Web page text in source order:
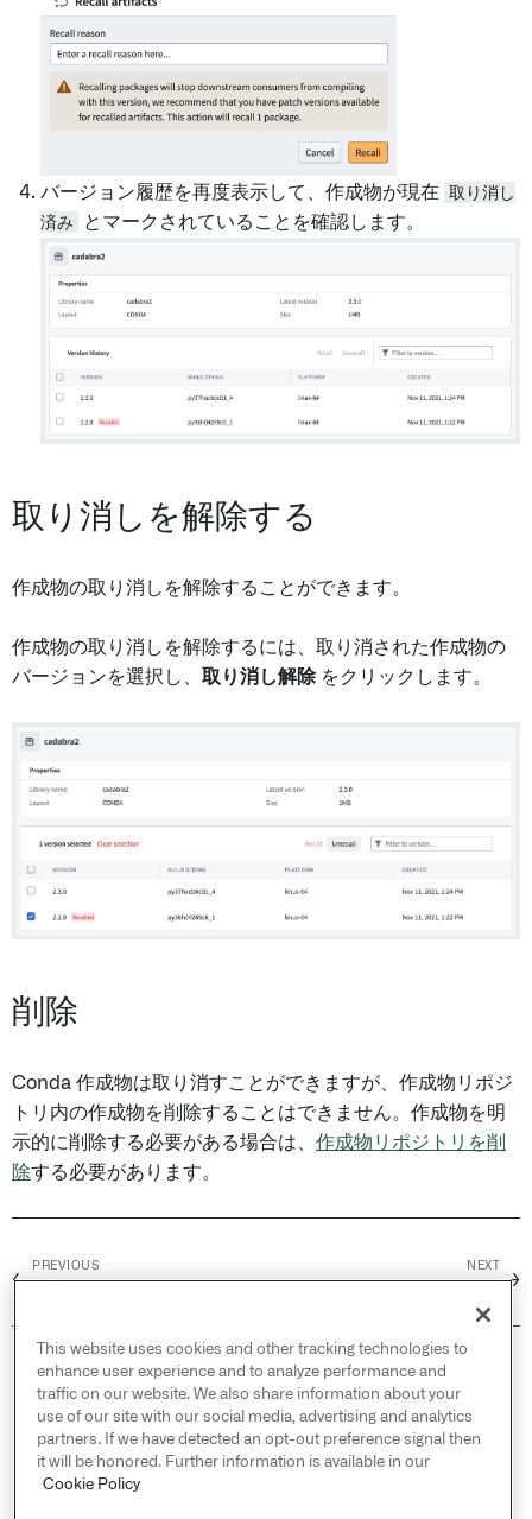
バージョン履歴を再度表示して、作成物が現在 取り消し
済み
とマークされていることを確認します。
取り消しを解除する
作成物の取り消しを解除することができます。
作成物の取り消しを解除するには、取り消された作成物の
バージョンを選択し、 取り消し解除をクリックします。
削除
Conda 作成物は取り消すことができますが、作成物リポジ
トリ内の作成物を削除することはできません。作成物を明
示的に削除する必要がある場合は、 作成物リポジトリを削
除する必要があります。
←
PREVIOUS
製作物の公開
NEXT
パーミッションの管理→
© 2026 Palantir Technologies Inc. All rights
reserved.
Cookies Statement ↗
Privacy Statement ↗
Terms of Use ↗
This website uses cookies and other tracking technologies to
enhance user experience and to analyze performance and
traffic on our website. We also share information about your
use of our site with our social media, advertising and analytics
partners. If we have detected an opt-out preference signal then
it will be honored. Further information is available in our
Cookie Policy